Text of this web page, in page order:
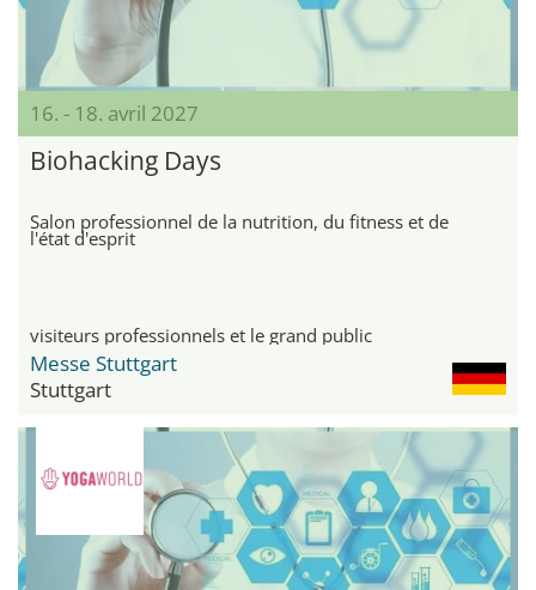
16. - 18. avril 2027
Biohacking Days
Salon professionnel de la nutrition, du fitness et de
l'état d'esprit
visiteurs professionnels et le grand public
Messe Stuttgart
Stuttgart